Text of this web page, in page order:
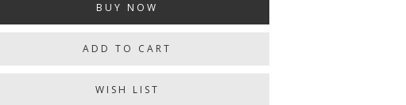
BUY NOW
ADD TO CART
WISH LIST